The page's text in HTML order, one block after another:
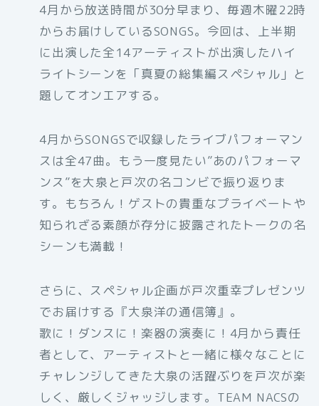
4月から放送時間が30分早まり、毎週木曜22時
からお届けしているSONGS。今回は、上半期
に出演した全14アーティストが出演したハイ
ライトシーンを「真夏の総集編スペシャル」と
題してオンエアする。
4月からSONGSで収録したライブパフォーマン
スは全47曲。もう一度見たい”あのパフォーマ
ンス”を大泉と戸次の名コンビで振り返りま
す。もちろん！ゲストの貴重なプライベートや
知られざる素顔が存分に披露されたトークの名
シーンも満載！
さらに、スペシャル企画が戸次重幸プレゼンツ
でお届けする『大泉洋の通信簿』。
歌に！ダンスに！楽器の演奏に！4月から責任
者として、アーティストと一緒に様々なことに
チャレンジしてきた大泉の活躍ぶりを戸次が楽
しく、厳しくジャッジします。TEAM NACSの